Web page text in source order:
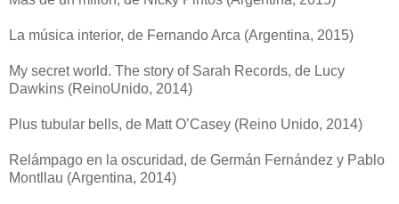
La música interior, de Fernando Arca (Argentina, 2015)
My secret world. The story of Sarah Records, de Lucy
Dawkins (ReinoUnido, 2014)
Plus tubular bells, de Matt O’Casey (Reino Unido, 2014)
Relámpago en la oscuridad, de Germán Fernández y Pablo
Montllau (Argentina, 2014)